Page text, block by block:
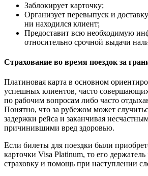
Заблокирует карточку;
Организует перевыпуск и
ни находился клиент;
Предоставит всю необходимую
относительно срочной выдачи
Страхование во время поездок за
Платиновая карта в основном
успешных клиентов, часто
по рабочим вопросам либо часто
Понятно, что за рубежом может
задержки рейса и заканчивая
причинившими вред здоровью.
Если билеты для поездки были
карточки Visa Platinum, то его
страховку и помощь при наступлении